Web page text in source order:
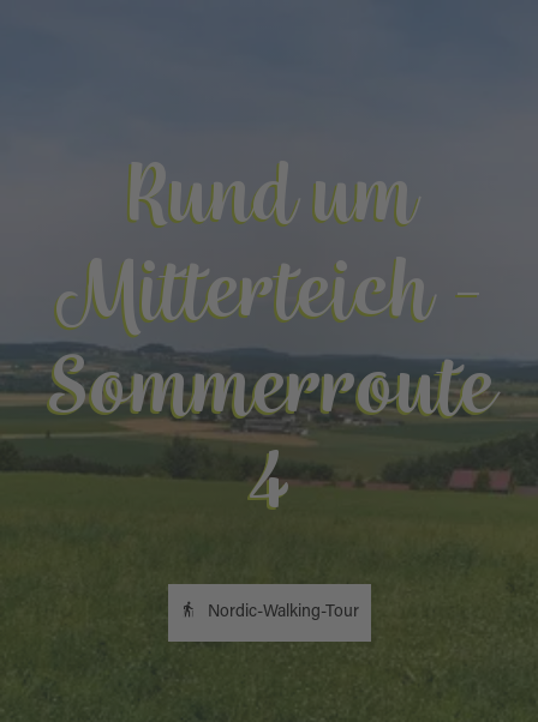
Rund um
Mitterteich -
Sommerroute
4
Nordic-Walking-Tour